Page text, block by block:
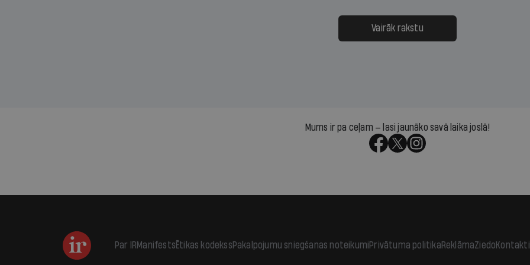
samaksāt augstos procentus,
kas jāpārskaita jau trīs dienas
pirms nākamās sapulces
uzcītīga darba, mammas
atbalsts un drosme
meteovērojumus arī tad,
Vairāk rakstu
Mums ir pa ceļam — lasi jaunāko savā laika joslā!
Par IRManifestsĒtikas kodekssPakalpojumu sniegšanas noteikumiPrivātuma politikaReklāmaZiedoKontakti